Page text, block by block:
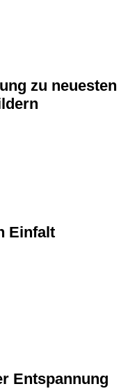
zu neuesten
Einfalt
Entspannung